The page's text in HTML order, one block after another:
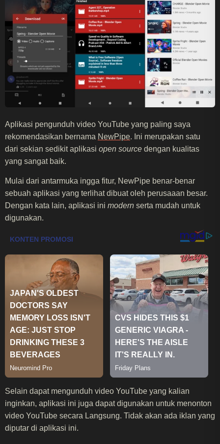
Aplikasi pengunduh video YouTube yang paling saya
rekomendasikan bernama NewPipe. Ini merupakan satu
dari sekian sedikit aplikasi open source dengan kualitas
yang sangat baik.
Mulai dari antarmuka ingga fitur, NewPipe benar-benar
sebuah aplikasi yang terlihat dibuat oleh perusaaan besar.
Dengan kata lain, aplikasi ini modern serta mudah untuk
digunakan.
Selain dapat mengunduh video YouTube yang kalian
inginkan, aplikasi ini juga dapat digunakan untuk menonton
video YouTube secara Langsung. Tidak akan ada iklan yang
diputar di aplikasi ini.